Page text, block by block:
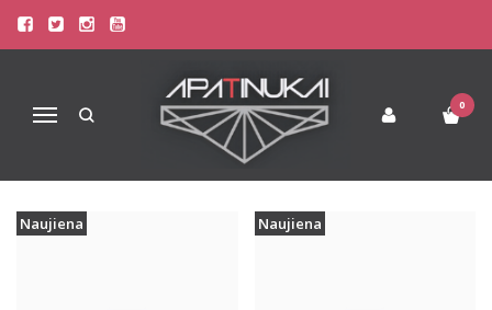
Navigacija
0
PREKIŲ PAIEŠKA - PASSION
Prekių paieška
Naujiena Naujiena